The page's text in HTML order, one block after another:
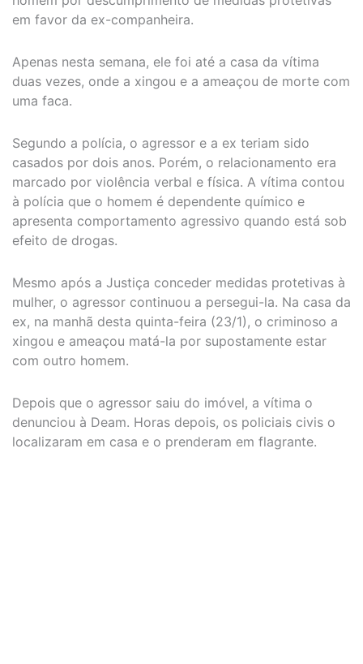
em favor da ex-companheira.
Apenas nesta semana, ele foi até a casa da vítima
duas vezes, onde a xingou e a ameaçou de morte com
uma faca.
Segundo a polícia, o agressor e a ex teriam sido
casados por dois anos. Porém, o relacionamento era
marcado por violência verbal e física. A vítima contou
à polícia que o homem é dependente químico e
apresenta comportamento agressivo quando está sob
efeito de drogas.
Mesmo após a Justiça conceder medidas protetivas à
mulher, o agressor continuou a persegui-la. Na casa da
ex, na manhã desta quinta-feira (23/1), o criminoso a
xingou e ameaçou matá-la por supostamente estar
com outro homem.
Depois que o agressor saiu do imóvel, a vítima o
denunciou à Deam. Horas depois, os policiais civis o
localizaram em casa e o prenderam em flagrante.